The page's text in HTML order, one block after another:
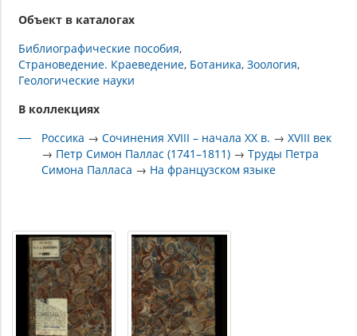
Объект в каталогах
Библиографические пособия
Страноведение. Краеведение Ботаника Зоология
Геологические науки
В коллекциях
Россика →Сочинения XVIII – начала XX в. →XVIII век
→ Петр Симон Паллас (1741–1811) →Труды Петра
Симона Палласа → На французском языке